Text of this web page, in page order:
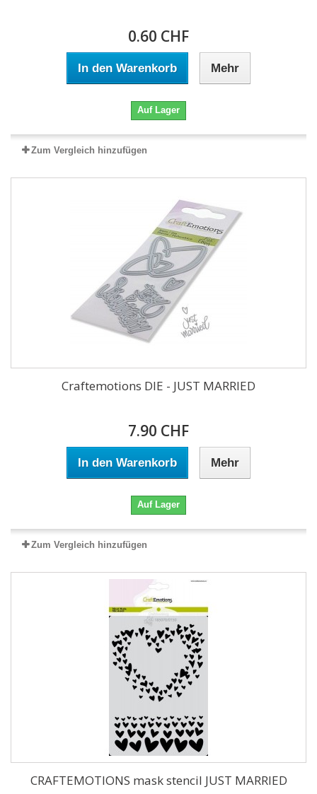
0.60 CHF
In den Warenkorb Mehr
Auf Lager
Zum Vergleich hinzufügen
Craftemotions DIE - JUST MARRIED
7.90 CHF
In den Warenkorb Mehr
Auf Lager
Zum Vergleich hinzufügen
CRAFTEMOTIONS mask stencil JUST MARRIED